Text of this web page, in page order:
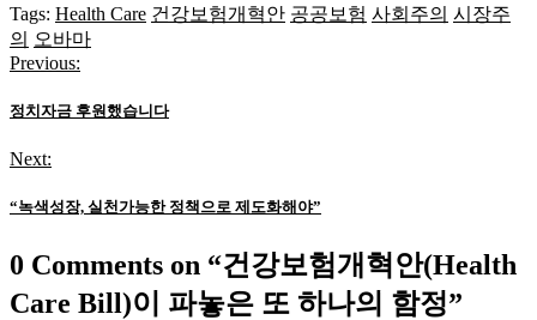
Tags: Health Care 건강보험개혁안 공공보험 사회주의 시장주
의 오바마
글
탐
색
Previous:
정치자금 후원했습니다
Next:
“녹색성장, 실천가능한 정책으로 제도화해야”
0 Comments on “건강보험개혁안(Health
Care Bill)이 파놓은 또 하나의 함정”